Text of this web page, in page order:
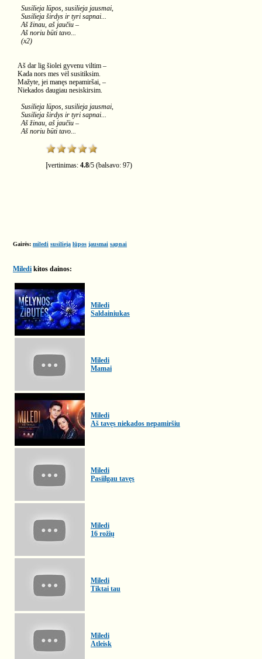
Susilieja lūpos, susilieja jausmai,
Susilieja širdys ir tyri sapnai...
Aš žinau, aš jaučiu –
Aš noriu būti tavo...
(x2)
Aš dar lig šiolei gyvenu viltim –
Kada nors mes vėl susitiksim.
Mažyte, jei manęs nepamiršai, –
Niekados daugiau nesiskirsim.
Susilieja lūpos, susilieja jausmai,
Susilieja širdys ir tyri sapnai...
Aš žinau, aš jaučiu –
Aš noriu būti tavo...
Įvertinimas: 4.8/5 (balsavo: 97)
Gairės: miledi susilieja lūpos jausmai sapnai
Miledi kitos dainos:
Miledi
Saldainiukas
Miledi
Mamai
Miledi
Aš tavęs niekados nepamiršiu
Miledi
Pasiilgau tavęs
Miledi
16 rožių
Miledi
Tiktai tau
Miledi
Atleisk